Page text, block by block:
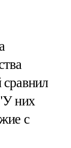
них
с